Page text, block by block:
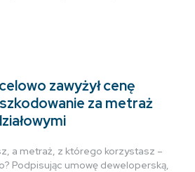
zawyżył cenę
za metraż
a metraż, z którego korzystasz –
Podpisując umowę deweloperską,